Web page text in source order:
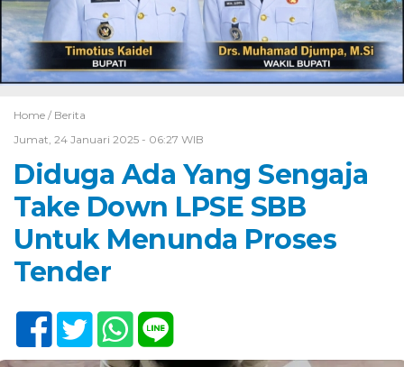
Home / Berita
Jumat, 24 Januari 2025 - 06:27 WIB
Diduga Ada Yang Sengaja
Take Down LPSE SBB
Untuk Menunda Proses
Tender